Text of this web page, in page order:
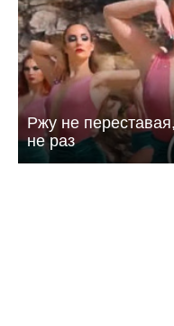
Ржу не
не раз